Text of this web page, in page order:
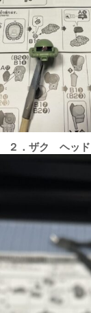
２．ザク ヘッド